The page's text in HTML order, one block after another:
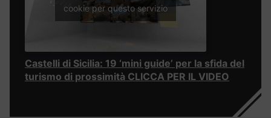
cookie per questo servizio
Castelli di Sicilia: 19 ‘mini guide’ per la sfida del
turismo di prossimità CLICCA PER IL VIDEO